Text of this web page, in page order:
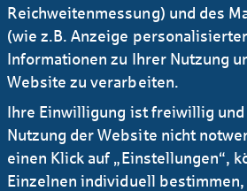
Länder 2024
Reichweitenmessung) und des
(wie z.B. Anzeige
Informationen zu Ihrer Nutzung
Website zu verarbeiten.
Ihre Einwilligung ist freiwillig und
Nutzung der Website nicht
einen Klick auf „Einstellungen“,
Einzelnen individuell bestimmen,